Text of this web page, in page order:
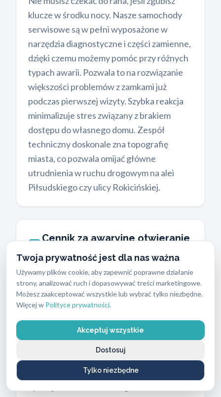
Twoja prywatność jest dla nas ważna
Używamy plików cookie, aby zapewnić poprawne działanie
strony, analizować ruch i dopasowywać treści marketingowe.
Możesz zaakceptować wszystkie lub wybrać tylko niezbędne.
Więcej w Polityce prywatności.
Akceptuj wszystkie
Tylko niezbędne
Dostosuj
klucze w środku nocy. Nasze samochody
serwisowe są w pełni wyposażone w
narzędzia diagnostyczne i części zamienne,
dzięki czemu możemy pomóc przy różnych
typach awarii. Pozwala to na rozwiązanie
większości problemów z zamkami już
podczas pierwszej wizyty. Szybka reakcja
minimalizuje stres związany z brakiem
dostępu do własnego domu. Zespół
techniczny doskonale zna topografię
miasta, co pozwala omijać główne
utrudnienia w ruchu drogowym na alei
Piłsudskiego czy ulicy Rokicińskiej.
Cennik za awaryjne otwieranie
mieszkań Łódź Widzew
Koszty usług ślusarskich zależą od pory
dnia oraz stopnia skomplikowania
mechanizmu, bez względu na typ
awaryjne otwieranie mieszkań Łódź
Widzew w dni robocze między godziną 7:00
a 20:00 wynosi 250 PLN. Interwencje
wieczorne od 20:00 do 23:00 wiążą się z